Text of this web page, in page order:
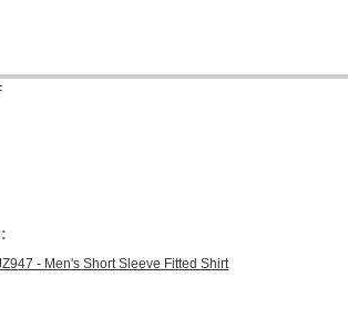
- Men's Short Sleeve Fitted Shirt